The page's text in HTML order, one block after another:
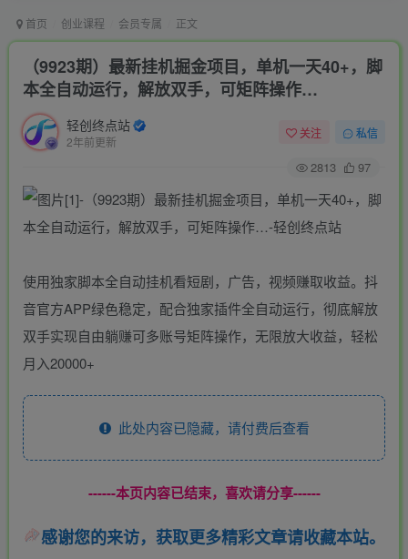
首页 创业课程 会员专属 正文
（9923期）最新挂机掘金项目，单机一天40+，脚
本全自动运行，解放双手，可矩阵操作…
轻创终点站
2年前更新
关注 私信
2813 97
使用独家脚本全自动挂机看短剧，广告，视频赚取收益。抖
音官方APP绿色稳定，配合独家插件全自动运行，彻底解放
双手实现自由躺赚可多账号矩阵操作，无限放大收益，轻松
月入20000+
此处内容已隐藏，请付费后查看
------本页内容已结束，喜欢请分享------
感谢您的来访，获取更多精彩文章请收藏本站。